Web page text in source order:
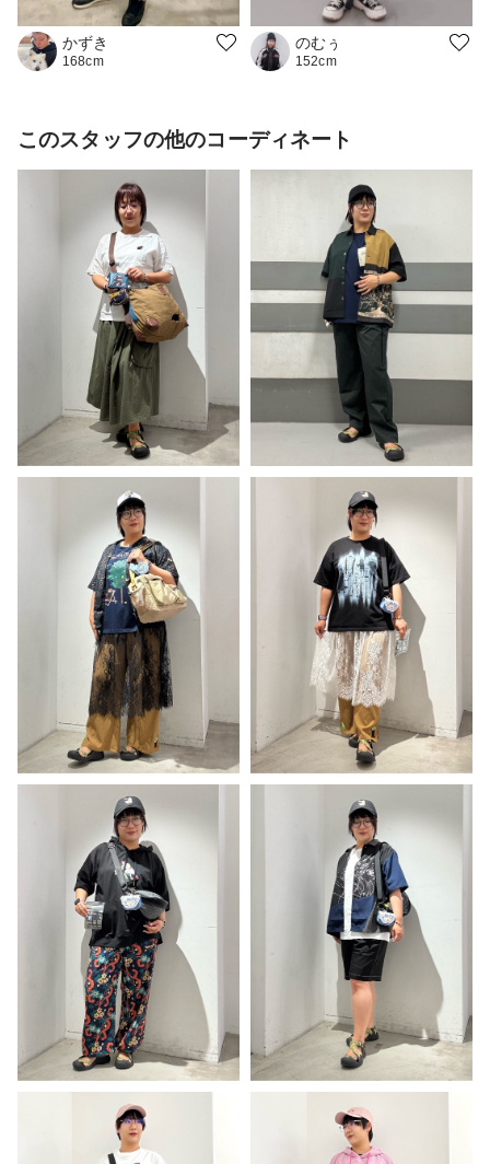
かずき
168cm
のむぅ
152cm
このスタッフの他のコーディネート